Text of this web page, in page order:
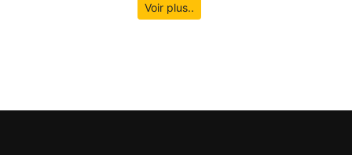
Voir plus..